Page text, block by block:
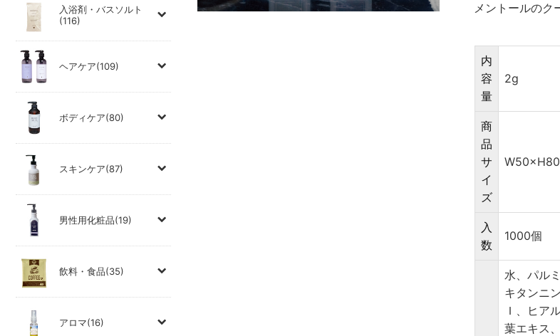
入浴剤・バスソルト
(116)
ヘアケア(109)
ボディケア(80)
スキンケア(87)
男性用化粧品(19)
飲料・食品(35)
アロマ(16)
メントールのク
内
容
量
2g
商
品
サ
イ
ズ
入
数
1000個
水、パル
キタンニ
Ｉ、ヒア
葉エキス